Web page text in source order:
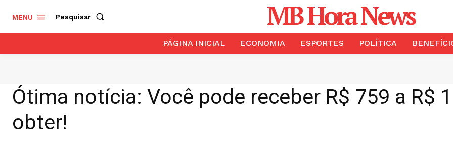
MENU Pesquisar MB Hora News
PÁGINA INICIAL ECONOMIA ESPORTES POLÍTICA
Ótima notícia: Você pode receber R$ 759 a R$
obter!